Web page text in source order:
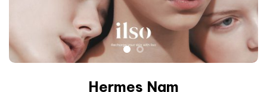
Hermes Nam